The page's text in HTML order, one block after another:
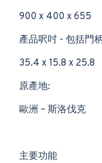
900 x 400 x 655
產品呎吋 - 包括門
35.4 x 15.8 x 25.8
原產地:
歐洲 – 斯洛伐克
主要功能